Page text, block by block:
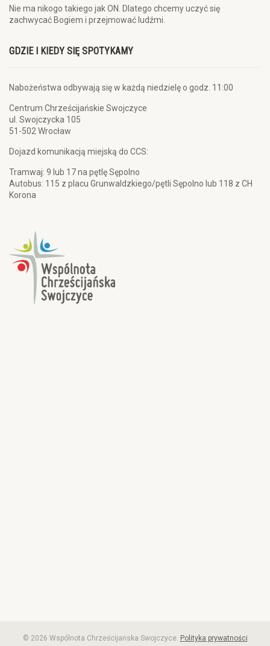
Nie ma nikogo takiego jak ON. Dlatego chcemy uczyć się
zachwycać Bogiem i przejmować ludźmi.
GDZIE I KIEDY SIĘ SPOTYKAMY
Nabożeństwa odbywają się w każdą niedzielę o godz. 11:00
Centrum Chrześcijańskie Swojczyce
ul. Swojczycka 105
51-502 Wrocław
Dojazd komunikacją miejską do CCS:
Tramwaj: 9 lub 17 na pętlę Sępolno
Autobus: 115 z placu Grunwaldzkiego/pętli Sępolno lub 118 z CH
Korona
© 2026 Wspólnota Chrześcijańska Swojczyce. Polityka prywatności